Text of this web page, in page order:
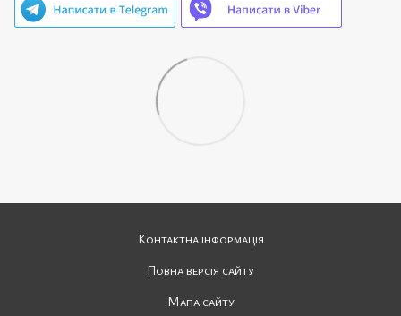
Контактна інформація
Повна версія сайту
Мапа сайту